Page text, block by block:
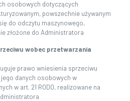
osobowych dotyczących
powszechnie używanym
do odczytu maszynowego,
złożone do Administratora
wobec przetwarzania
prawo wniesienia sprzeciwu
danych osobowych w
w art. 21 RODO, realizowane na